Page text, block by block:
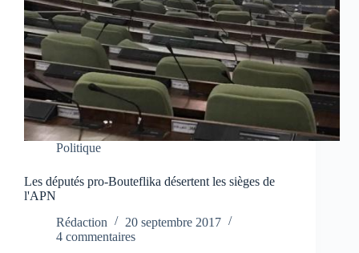
Politique
Les députés pro-Bouteflika désertent les sièges de
l'APN
Rédaction
20 septembre 2017
4 commentaires